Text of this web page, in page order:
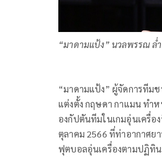
“มาดามแป้ง” นวลพรรณ ล่
“มาดามแป้ง” ผู้จัดการทีม
แต่งตั้ง กฤษดา กาแมน ทำ
องกัปตันทีมในเกมอุ่นเครื่อ
ตุลาคม 2566 ที่ท่าอากาศ
ฟุตบอลอุ่นเครื่องตามปฏิทิน